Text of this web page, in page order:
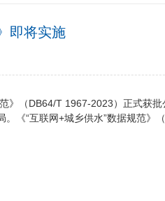
即将实施
》（DB64/T 1967-2023）正式获
《“互联网+城乡供水”数据规范》